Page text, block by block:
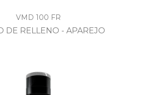
VMD 100 FR
DE RELLENO - APAREJO